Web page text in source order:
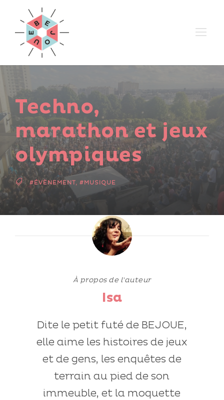
Techno,
marathon et jeux
olympiques
#ÉVÈNEMENT, #MUSIQUE
À propos de l'auteur
Isa
Dite le petit futé de BEJOUE,
elle aime les histoires de jeux
et de gens, les enquêtes de
terrain au pied de son
immeuble, et la moquette